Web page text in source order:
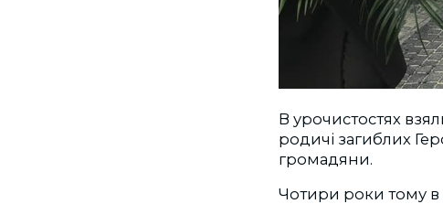
В урочистостях
родичі загиблих
громадяни.
Чотири роки тому в